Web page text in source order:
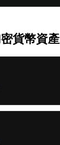
貨幣資產